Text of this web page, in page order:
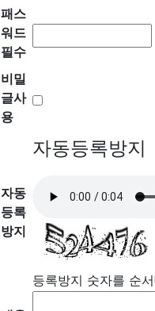
패스
워드
필수
비밀
글사
용
자동
등록
방지
자동등록방지
등록방지 숫자를 순